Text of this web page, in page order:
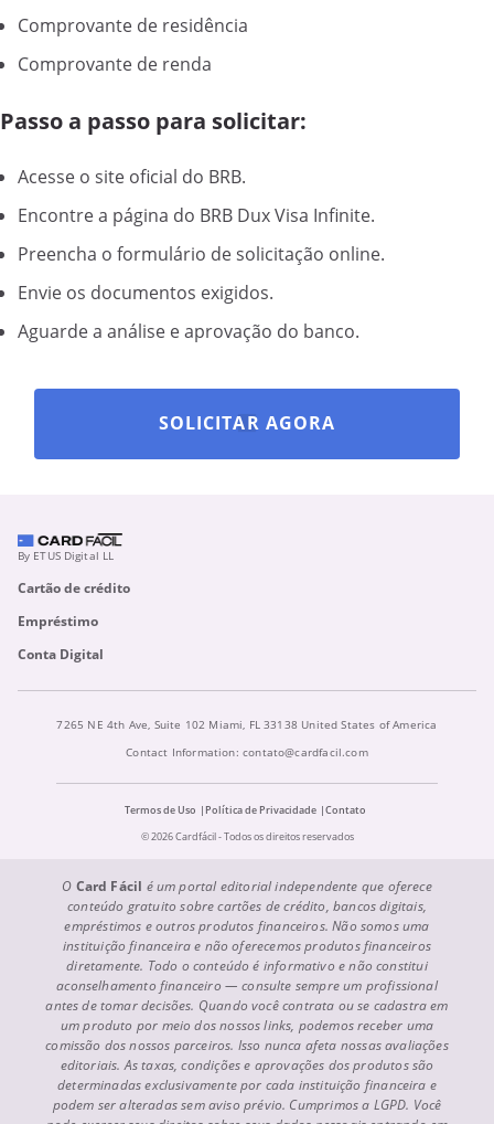
Comprovante de residência
Comprovante de renda
Passo a passo para solicitar:
Acesse o site oficial do BRB.
Encontre a página do BRB Dux Visa Infinite.
Preencha o formulário de solicitação online.
Envie os documentos exigidos.
Aguarde a análise e aprovação do banco.
SOLICITAR AGORA
By ETUS Digital LL
Cartão de crédito
Empréstimo
Conta Digital
7265 NE 4th Ave, Suite 102 Miami, FL 33138 United States of America
Contact Information: contato@cardfacil.com
Termos de Uso Política de Privacidade
Contato
© 2026 Cardfácil - Todos os direitos reservados
O Card Fácil é um portal editorial independente que oferece
conteúdo gratuito sobre cartões de crédito, bancos digitais,
empréstimos e outros produtos financeiros. Não somos uma
instituição financeira e não oferecemos produtos financeiros
diretamente. Todo o conteúdo é informativo e não constitui
aconselhamento financeiro — consulte sempre um profissional
antes de tomar decisões. Quando você contrata ou se cadastra em
um produto por meio dos nossos links, podemos receber uma
comissão dos nossos parceiros. Isso nunca afeta nossas avaliações
editoriais. As taxas, condições e aprovações dos produtos são
determinadas exclusivamente por cada instituição financeira e
podem ser alteradas sem aviso prévio. Cumprimos a LGPD. Você